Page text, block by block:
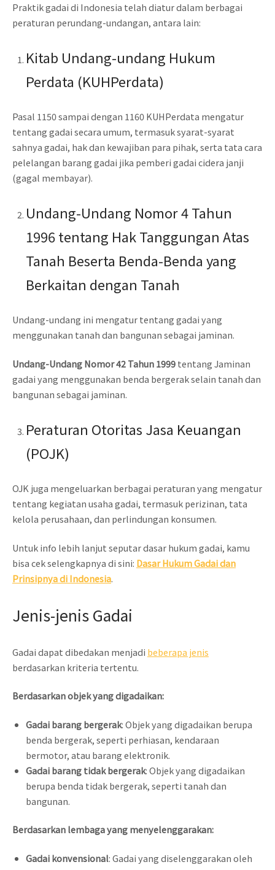
Praktik gadai di Indonesia telah diatur dalam berbagai
peraturan perundang-undangan, antara lain:
Kitab Undang-undang Hukum
Perdata (KUHPerdata)
Pasal 1150 sampai dengan 1160 KUHPerdata mengatur
tentang gadai secara umum, termasuk syarat-syarat
sahnya gadai, hak dan kewajiban para pihak, serta tata cara
pelelangan barang gadai jika pemberi gadai cidera janji
(gagal membayar).
Undang-Undang Nomor 4 Tahun
1996 tentang Hak Tanggungan Atas
Tanah Beserta Benda-Benda yang
Berkaitan dengan Tanah
Undang-undang ini mengatur tentang gadai yang
menggunakan tanah dan bangunan sebagai jaminan.
Undang-Undang Nomor 42 Tahun 1999tentang Jaminan
gadai yang menggunakan benda bergerak selain tanah dan
bangunan sebagai jaminan.
Peraturan Otoritas Jasa Keuangan
(POJK)
OJK juga mengeluarkan berbagai peraturan yang mengatur
tentang kegiatan usaha gadai, termasuk perizinan, tata
kelola perusahaan, dan perlindungan konsumen.
Untuk info lebih lanjut seputar dasar hukum gadai, kamu
bisa cek selengkapnya di sini: Dasar Hukum Gadai dan
Prinsipnya di Indonesia.
Jenis-jenis Gadai
Gadai dapat dibedakan menjadi beberapa jenis
berdasarkan kriteria tertentu.
Berdasarkan objek yang digadaikan:
Gadai barang bergerak: Objek yang digadaikan berupa
benda bergerak, seperti perhiasan, kendaraan
bermotor, atau barang elektronik.
Gadai barang tidak bergerak: Objek yang digadaikan
berupa benda tidak bergerak, seperti tanah dan
bangunan.
Berdasarkan lembaga yang menyelenggarakan:
Gadai konvensional: Gadai yang diselenggarakan oleh